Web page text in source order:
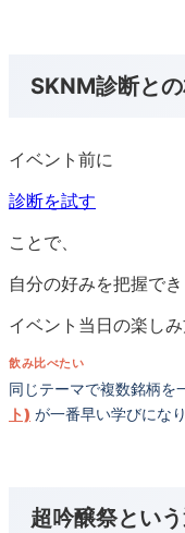
SKNM診断と
イベント前に
診断を試す
ことで、
自分の好みを把握でき
イベント当日の楽しみ
飲み比べたい
同じテーマで複数銘柄を
ト) が一番早い学びになり
超吟醸祭とい